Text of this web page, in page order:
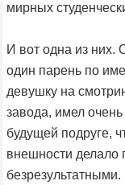
мирных
И вот одна из них.
один парень по
девушку на
завода, имел
будущей подруге,
внешности делало